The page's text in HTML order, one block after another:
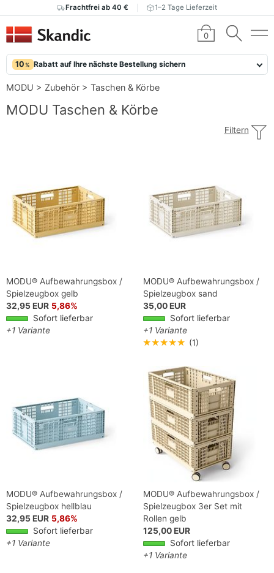
Frachtfrei ab 40 € 1–2 Tage Lieferzeit
0
10 % Rabatt auf Ihre nächste Bestellung sichern
MODU > Zubehör > Taschen & Körbe
MODU Taschen & Körbe
Filtern
MODU® Aufbewahrungsbox /
Spielzeugbox gelb
32,95 EUR 5,86%
Sofort lieferbar
+1 Variante
MODU® Aufbewahrungsbox /
Spielzeugbox sand
35,00 EUR
Sofort lieferbar
+1 Variante
★★★★★ (1)
MODU® Aufbewahrungsbox /
Spielzeugbox hellblau
32,95 EUR 5,86%
Sofort lieferbar
+1 Variante
MODU® Aufbewahrungsbox /
Spielzeugbox 3er Set mit
Rollen gelb
125,00 EUR
Sofort lieferbar
+1 Variante